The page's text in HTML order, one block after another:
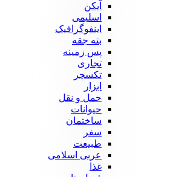
آیکن
اسلیمی
اینفوگرافیک
بته جقه
پس زمینه
تجاری
تکسچر
ابزار
حمل و نقل
حیوانات
ساختمان
سفر
طبیعت
عربی اسلامی
غذا